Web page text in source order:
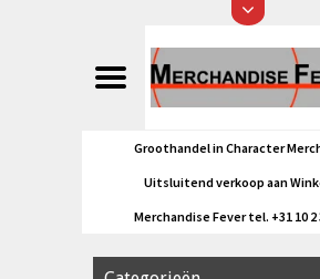
Groothandel in Character
Uitsluitend verkoop aan
Merchandise Fever tel. +31 10 2